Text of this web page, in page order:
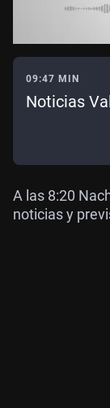
09:47 MIN
Noticias
A las 8:20
noticias y